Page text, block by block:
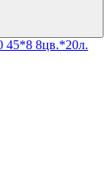
45*8 8цв.*20л.